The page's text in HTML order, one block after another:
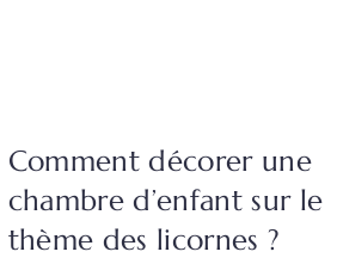
Comment décorer une
chambre d’enfant sur le
thème des licornes ?